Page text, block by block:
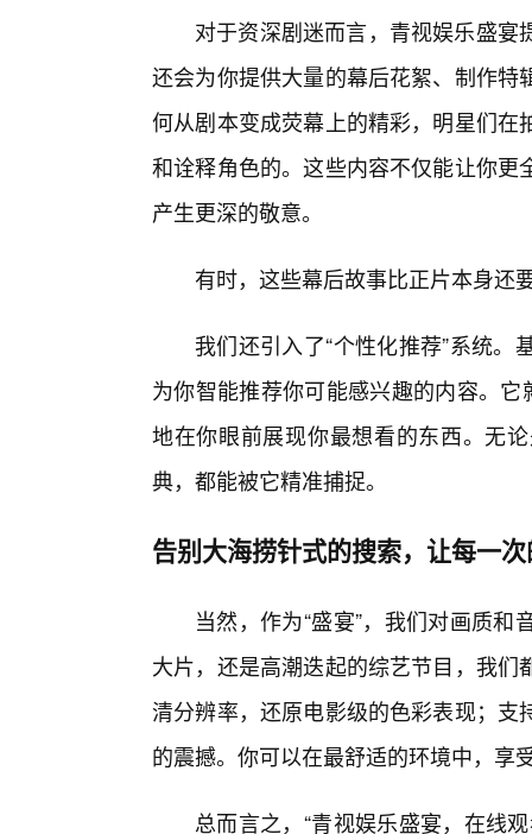
对于资深剧迷而言，青视娱乐盛
还会为你提供大量的幕后花絮、制作
何从剧本变成荧幕上的精彩，明星们
和诠释角色的。这些内容不仅能让你
产生更深的敬意。
有时，这些幕后故事比正片本身还
我们还引入了“个性化推荐”系统
为你智能推荐你可能感兴趣的内容。
地在你眼前展现你最想看的东西。无
典，都能被它精准捕捉。
告别大海捞针式的搜索，让每一
当然，作为“盛宴”，我们对画质
大片，还是高潮迭起的综艺节目，我
清分辨率，还原电影级的色彩表现；
的震撼。你可以在最舒适的环境中，享
总而言之，“青视娱乐盛宴，在线